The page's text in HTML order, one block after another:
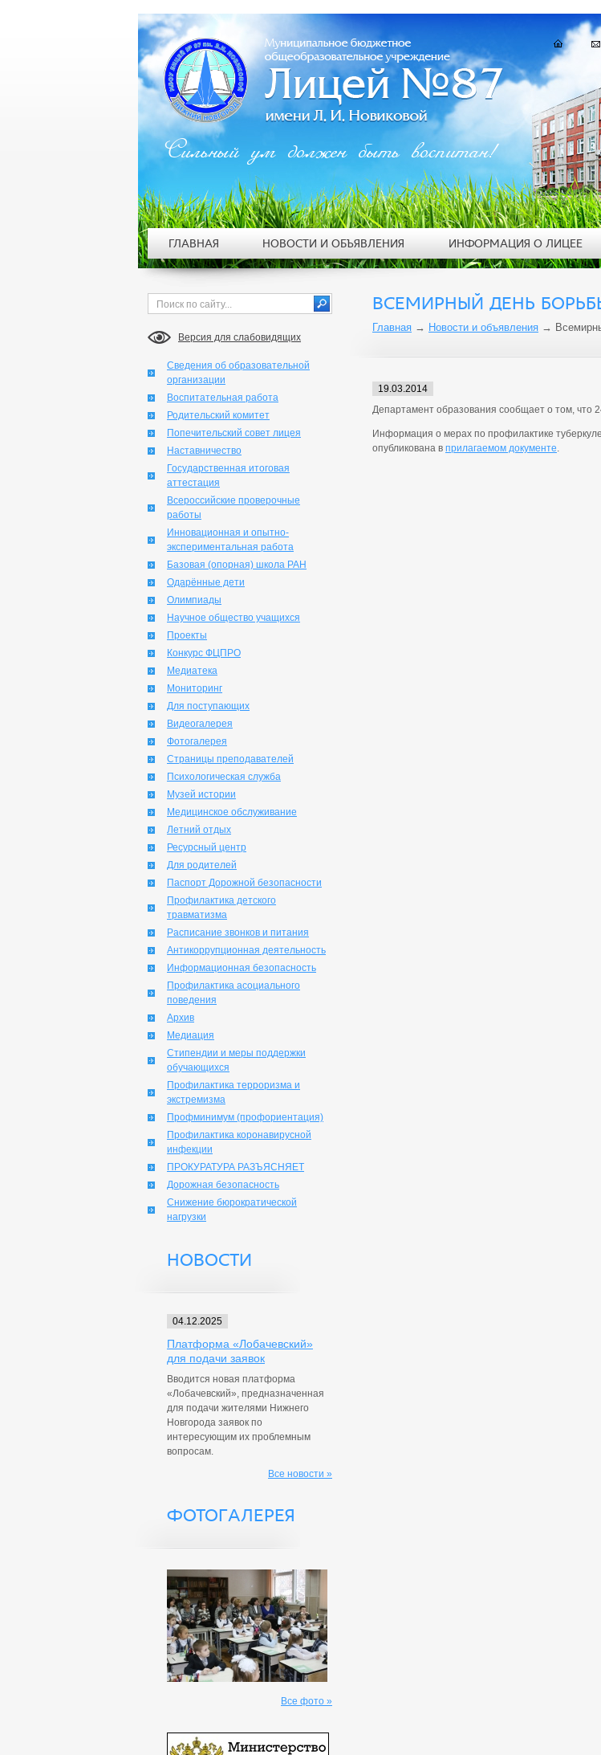
Версия для слабовидящих
Сведения об образовательной
организации
Воспитательная работа
Родительский комитет
Попечительский совет лицея
Наставничество
Государственная итоговая
аттестация
Всероссийские проверочные
работы
Инновационная и опытно-
экспериментальная работа
Базовая (опорная) школа РАН
Одарённые дети
Олимпиады
Научное общество учащихся
Проекты
Конкурс ФЦПРО
Медиатека
Мониторинг
Для поступающих
Видеогалерея
Фотогалерея
Страницы преподавателей
Психологическая служба
Музей истории
Медицинское обслуживание
Летний отдых
Ресурсный центр
Для родителей
Паспорт Дорожной безопасности
Профилактика детского
травматизма
Расписание звонков и питания
Антикоррупционная деятельность
Информационная безопасность
Профилактика асоциального
поведения
Архив
Медиация
Стипендии и меры поддержки
обучающихся
Профилактика терроризма и
экстремизма
Профминимум (профориентация)
Профилактика коронавирусной
инфекции
ПРОКУРАТУРА РАЗЪЯСНЯЕТ
Дорожная безопасность
Снижение бюрократической
нагрузки
НОВОСТИ
04.12.2025
Платформа «Лобачевский»
для подачи заявок
Вводится новая платформа
«Лобачевский», предназначенная
для подачи жителями Нижнего
Новгорода заявок по
интересующим их проблемным
вопросам.
Все новости »
ФОТОГАЛЕРЕЯ
Все фото »
ВСЕМИРНЫЙ ДЕНЬ
Главная → Новости и объявления →
19.03.2014
Департамент образования сообщает о том, что
Информация о мерах по профилактике
опубликована в прилагаемом документе.
Сильный ум должен быть воспитан!
ГЛАВНАЯ НОВОСТИ И ОБЪЯВЛЕНИЯ ИНФОРМАЦИЯ О ЛИЦЕЕ